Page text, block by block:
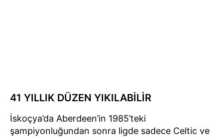
41 YILLIK DÜZEN YIKILABİLİR
İskoçya’da Aberdeen’in 1985’teki
şampiyonluğundan sonra ligde sadece Celtic ve